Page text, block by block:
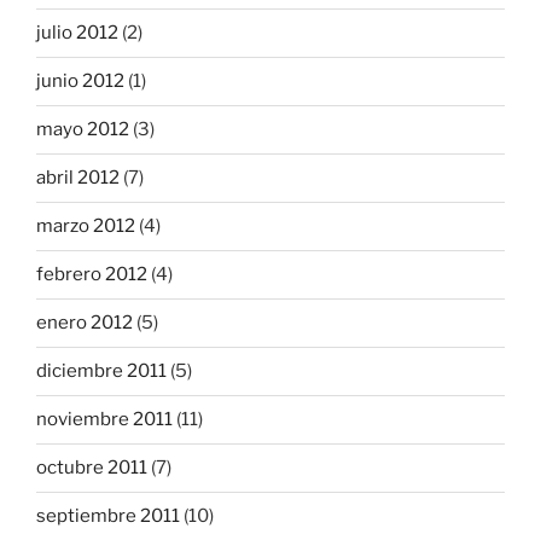
julio 2012 (2)
junio 2012 (1)
mayo 2012 (3)
abril 2012 (7)
marzo 2012 (4)
febrero 2012 (4)
enero 2012 (5)
diciembre 2011 (5)
noviembre 2011 (11)
octubre 2011 (7)
septiembre 2011 (10)